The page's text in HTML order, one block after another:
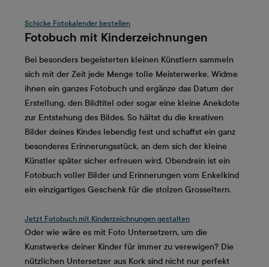
Schicke Fotokalender bestellen
Fotobuch mit Kinderzeichnungen
Bei besonders begeisterten kleinen Künstlern sammeln
sich mit der Zeit jede Menge tolle Meisterwerke. Widme
ihnen ein ganzes Fotobuch und ergänze das Datum der
Erstellung, den Bildtitel oder sogar eine kleine Anekdote
zur Entstehung des Bildes. So hältst du die kreativen
Bilder deines Kindes lebendig fest und schaffst ein ganz
besonderes Erinnerungsstück, an dem sich der kleine
Künstler später sicher erfreuen wird. Obendrein ist ein
Fotobuch voller Bilder und Erinnerungen vom Enkelkind
ein einzigartiges Geschenk für die stolzen Grosseltern.
Jetzt Fotobuch mit Kinderzeichnungen gestalten
Oder wie wäre es mit Foto Untersetzern, um die
Kunstwerke deiner Kinder für immer zu verewigen? Die
nützlichen Untersetzer aus Kork sind nicht nur perfekt